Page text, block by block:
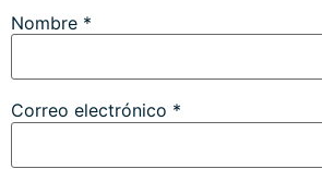
Nombre *
Correo electrónico *